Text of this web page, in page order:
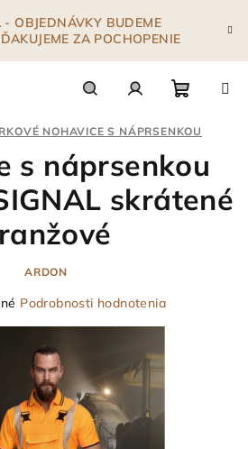
OBJEDNÁVKY BUDEME
ZA POCHOPENIE
košík
NOHAVICE S NÁPRSENKOU
s náprsenkou
skrátené
ARDON
Podrobnosti hodnotenia